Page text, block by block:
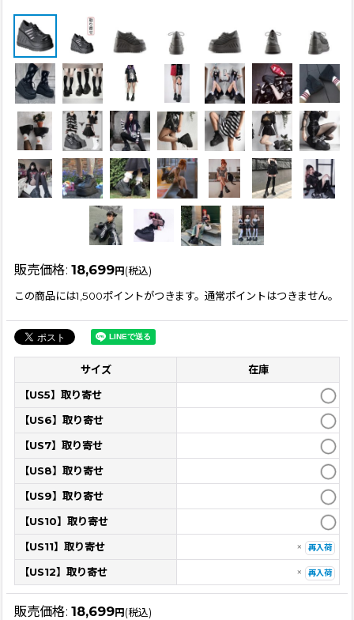
販売価格: 18,699円(税込)
この商品には1,500ポイントがつきます。通常ポイントはつきません。
サイズ
在庫
【US5】取り寄せ
【US6】取り寄せ
【US7】取り寄せ
【US8】取り寄せ
【US9】取り寄せ
【US10】取り寄せ
【US11】取り寄せ
× 再入荷
【US12】取り寄せ × 再入荷
販売価格: 18,699円(税込)